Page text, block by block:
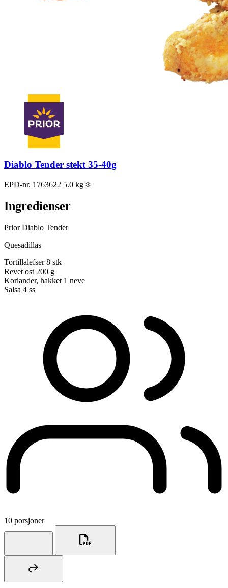
Diablo Tender stekt 35-40g
EPD-nr. 1763622 5.0 kg
Ingredienser
Prior Diablo Tender
Quesadillas
Tortillalefser 8 stk
Revet ost 200 g
Koriander, hakket 1 neve
Salsa 4 ss
10 porsjoner